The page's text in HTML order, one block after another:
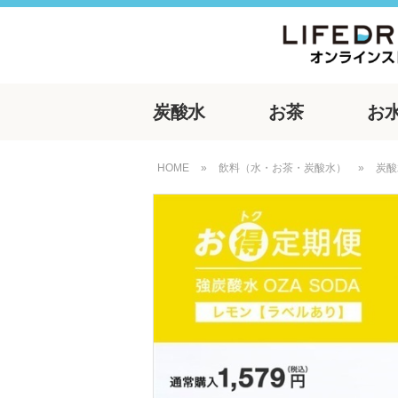
炭酸水 お茶 お
HOME » 飲料（水・お茶・炭酸水） » 炭